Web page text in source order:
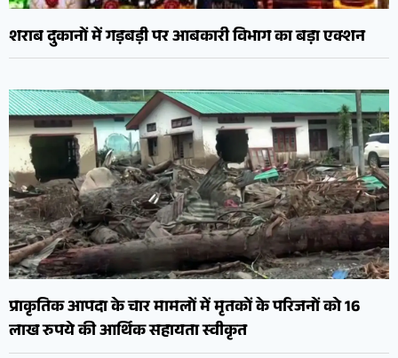
शराब दुकानों में गड़बड़ी पर आबकारी विभाग का बड़ा एक्शन
प्राकृतिक आपदा के चार मामलों में मृतकों के परिजनों को 16
लाख रुपये की आर्थिक सहायता स्वीकृत